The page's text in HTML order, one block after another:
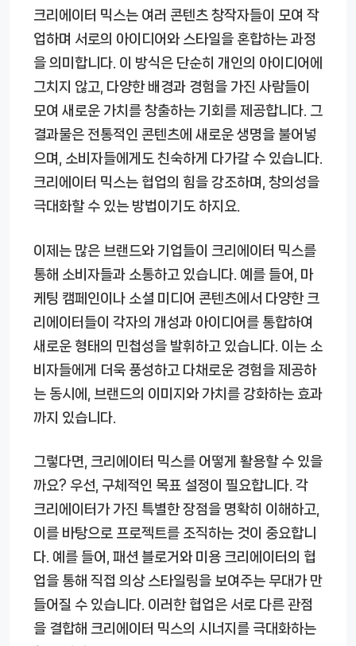
크리에이터 믹스는 여러 콘텐츠 창작자들이 모여 작
업하며 서로의 아이디어와 스타일을 혼합하는 과정
을 의미합니다. 이 방식은 단순히 개인의 아이디어에
그치지 않고, 다양한 배경과 경험을 가진 사람들이
모여 새로운 가치를 창출하는 기회를 제공합니다. 그
결과물은 전통적인 콘텐츠에 새로운 생명을 불어넣
으며, 소비자들에게도 친숙하게 다가갈 수 있습니다.
크리에이터 믹스는 협업의 힘을 강조하며, 창의성을
극대화할 수 있는 방법이기도 하지요.
이제는 많은 브랜드와 기업들이 크리에이터 믹스를
통해 소비자들과 소통하고 있습니다. 예를 들어, 마
케팅 캠페인이나 소셜 미디어 콘텐츠에서 다양한 크
리에이터들이 각자의 개성과 아이디어를 통합하여
새로운 형태의 민첩성을 발휘하고 있습니다. 이는 소
비자들에게 더욱 풍성하고 다채로운 경험을 제공하
는 동시에, 브랜드의 이미지와 가치를 강화하는 효과
까지 있습니다.
그렇다면, 크리에이터 믹스를 어떻게 활용할 수 있을
까요? 우선, 구체적인 목표 설정이 필요합니다. 각
크리에이터가 가진 특별한 장점을 명확히 이해하고,
이를 바탕으로 프로젝트를 조직하는 것이 중요합니
다. 예를 들어, 패션 블로거와 미용 크리에이터의 협
업을 통해 직접 의상 스타일링을 보여주는 무대가 만
들어질 수 있습니다. 이러한 협업은 서로 다른 관점
을 결합해 크리에이터 믹스의 시너지를 극대화하는